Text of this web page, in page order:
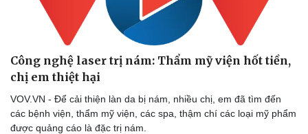
Cải chính
Công nghệ laser trị nám: Thẩm mỹ viện hốt tiền,
chị em thiệt hại
VOV.VN - Để cải thiện làn da bị nám, nhiều chị, em đã tìm đến
các bệnh viện, thẩm mỹ viện, các spa, thậm chí các loại mỹ phẩm
được quảng cáo là đặc trị nám.